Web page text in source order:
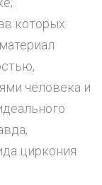
которых
человека и
циркония